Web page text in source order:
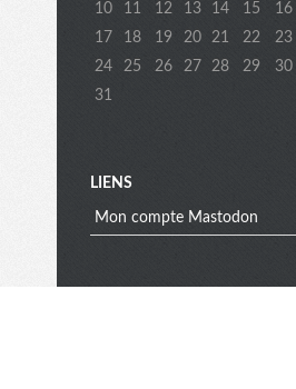
n
u
e
x
10
11 12 13 14 15
16
17
18 19 20 21 22
23
24
25 26 27 28 29
30
31
LIENS
Mon compte Mastodon